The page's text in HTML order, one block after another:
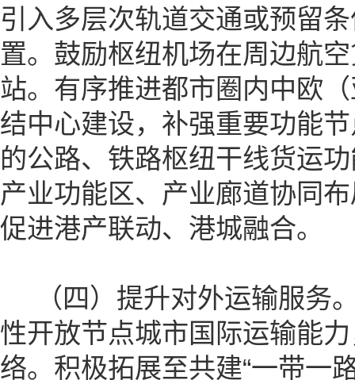
引入多层次轨道交通或预留
置。鼓励枢纽机场在周边航
站。有序推进都市圈内中欧
结中心建设，补强重要功能
的公路、铁路枢纽干线货运
产业功能区、产业廊道协同
促进港产联动、港城融合。
（四）提升对外运输服务
性开放节点城市国际运输能
络。积极拓展至共建“一带一